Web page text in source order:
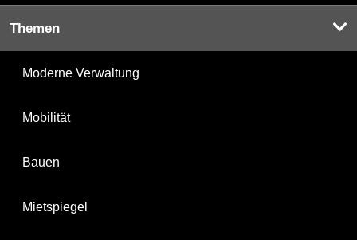
Themen
Moderne Verwaltung
Mobilität
Bauen
Mietspiegel